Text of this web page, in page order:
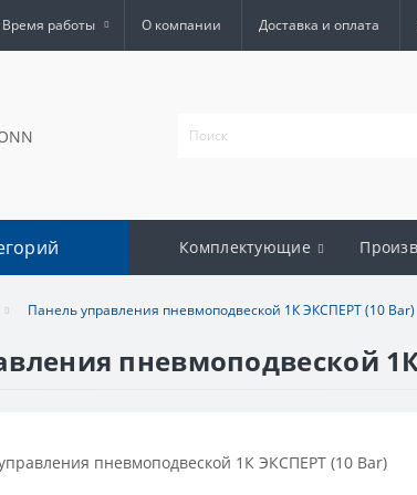
Время работы О компании Доставка и оплата
Комплектующие
Панель управления пневмоподвеской 1К ЭКСПЕРТ (10 Bar)
пневмоподвеской